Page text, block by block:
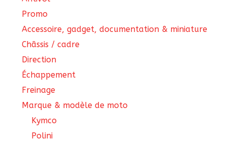
Promo
Accessoire, gadget, documentation & miniature
Châssis / cadre
Direction
Échappement
Freinage
Marque & modèle de moto
Kymco
Polini